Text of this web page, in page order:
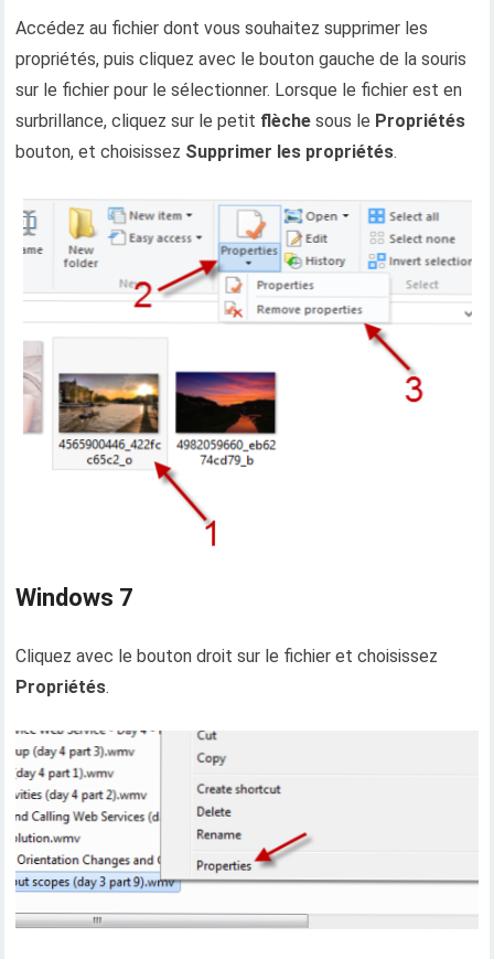
Accédez au fichier dont vous souhaitez supprimer les
propriétés, puis cliquez avec le bouton gauche de la souris
sur le fichier pour le sélectionner. Lorsque le fichier est en
surbrillance, cliquez sur le petit flèche sous le Propriétés
bouton, et choisissez Supprimer les propriétés.
Windows 7
Cliquez avec le bouton droit sur le fichier et choisissez
Propriétés.